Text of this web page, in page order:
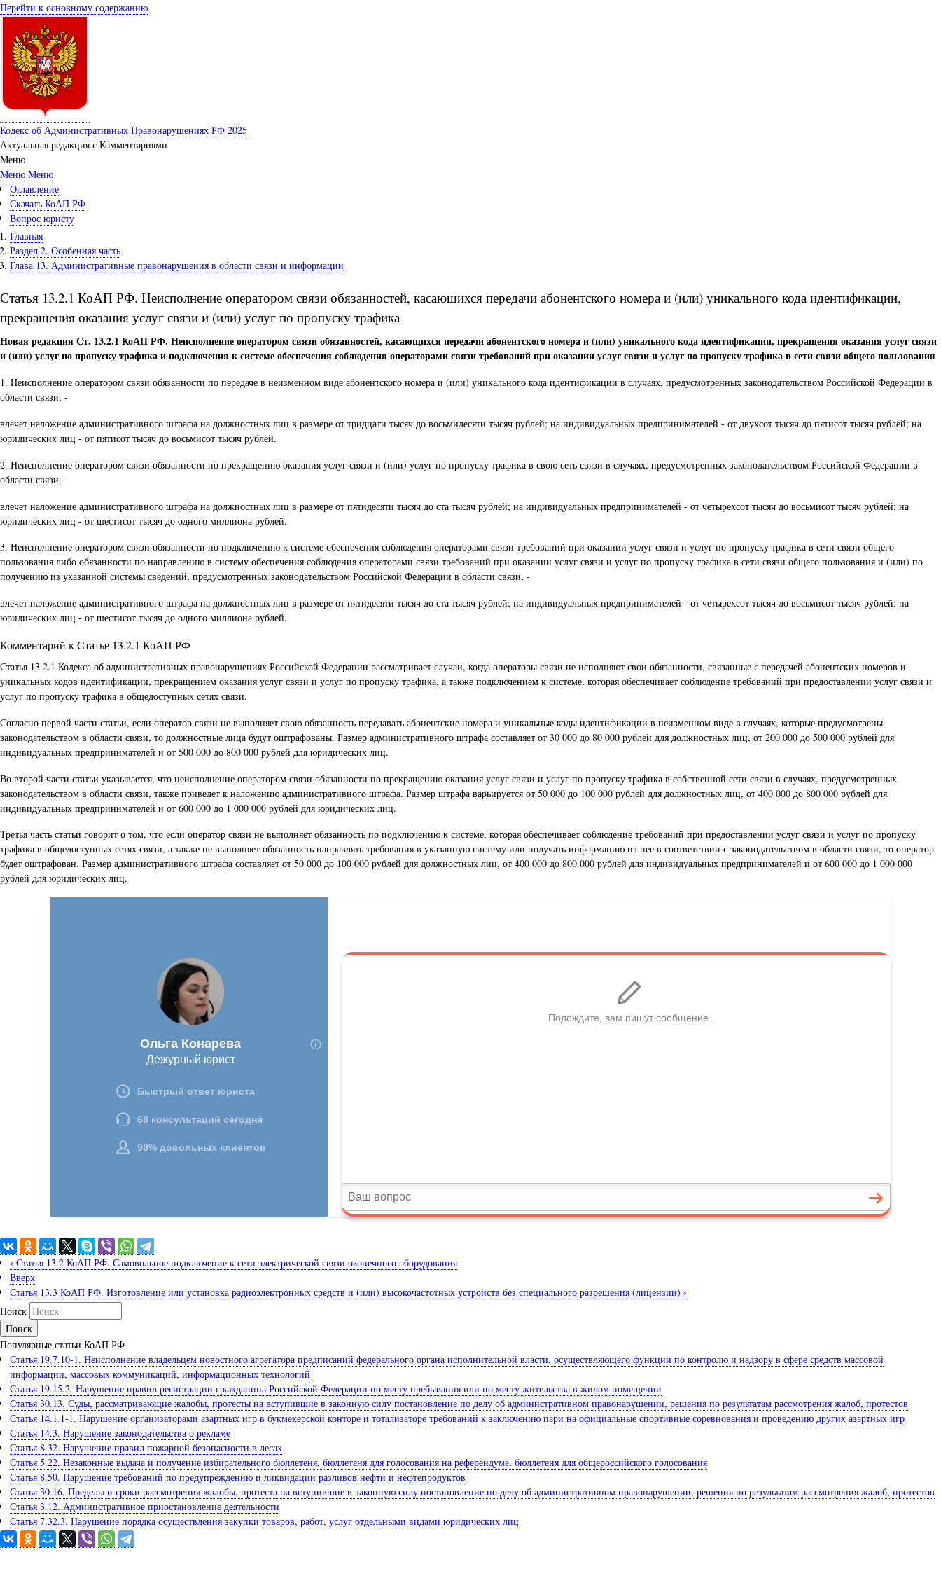
Перейти к основному содержанию
Кодекс об Административных Правонарушениях РФ 2025
Актуальная редакция с Комментариями
Меню
Меню Меню
Оглавление
Скачать КоАП РФ
Вопрос юристу
Главная
Раздел 2. Особенная часть
Глава 13. Административные правонарушения в области связи и информации
Статья 13.2.1 КоАП РФ. Неисполнение оператором связи обязанностей, касающихся передачи абонентского номера и (или) уникального кода идентификации,
прекращения оказания услуг связи и (или) услуг по пропуску трафика
Новая редакция Ст. 13.2.1 КоАП РФ. Неисполнение оператором связи обязанностей, касающихся передачи абонентского номера и (или) уникального кода идентификации, прекращения оказания услуг связи
и (или) услуг по пропуску трафика и подключения к системе обеспечения соблюдения операторами связи требований при оказании услуг связи и услуг по пропуску трафика в сети связи общего пользования
1. Неисполнение оператором связи обязанности по передаче в неизменном виде абонентского номера и (или) уникального кода идентификации в случаях, предусмотренных законодательством Российской Федерации в
области связи, -
влечет наложение административного штрафа на должностных лиц в размере от тридцати тысяч до восьмидесяти тысяч рублей; на индивидуальных предпринимателей - от двухсот тысяч до пятисот тысяч рублей; на
юридических лиц - от пятисот тысяч до восьмисот тысяч рублей.
2. Неисполнение оператором связи обязанности по прекращению оказания услуг связи и (или) услуг по пропуску трафика в свою сеть связи в случаях, предусмотренных законодательством Российской Федерации в
области связи, -
влечет наложение административного штрафа на должностных лиц в размере от пятидесяти тысяч до ста тысяч рублей; на индивидуальных предпринимателей - от четырехсот тысяч до восьмисот тысяч рублей; на
юридических лиц - от шестисот тысяч до одного миллиона рублей.
3. Неисполнение оператором связи обязанности по подключению к системе обеспечения соблюдения операторами связи требований при оказании услуг связи и услуг по пропуску трафика в сети связи общего
пользования либо обязанности по направлению в систему обеспечения соблюдения операторами связи требований при оказании услуг связи и услуг по пропуску трафика в сети связи общего пользования и (или) по
получению из указанной системы сведений, предусмотренных законодательством Российской Федерации в области связи, -
влечет наложение административного штрафа на должностных лиц в размере от пятидесяти тысяч до ста тысяч рублей; на индивидуальных предпринимателей - от четырехсот тысяч до восьмисот тысяч рублей; на
юридических лиц - от шестисот тысяч до одного миллиона рублей.
Комментарий к Статье 13.2.1 КоАП РФ
Статья 13.2.1 Кодекса об административных правонарушениях Российской Федерации рассматривает случаи, когда операторы связи не исполняют свои обязанности, связанные с передачей абонентских номеров и
уникальных кодов идентификации, прекращением оказания услуг связи и услуг по пропуску трафика, а также подключением к системе, которая обеспечивает соблюдение требований при предоставлении услуг связи и
услуг по пропуску трафика в общедоступных сетях связи.
Согласно первой части статьи, если оператор связи не выполняет свою обязанность передавать абонентские номера и уникальные коды идентификации в неизменном виде в случаях, которые предусмотрены
законодательством в области связи, то должностные лица будут оштрафованы. Размер административного штрафа составляет от 30 000 до 80 000 рублей для должностных лиц, от 200 000 до 500 000 рублей для
индивидуальных предпринимателей и от 500 000 до 800 000 рублей для юридических лиц.
Во второй части статьи указывается, что неисполнение оператором связи обязанности по прекращению оказания услуг связи и услуг по пропуску трафика в собственной сети связи в случаях, предусмотренных
законодательством в области связи, также приведет к наложению административного штрафа. Размер штрафа варьируется от 50 000 до 100 000 рублей для должностных лиц, от 400 000 до 800 000 рублей для
индивидуальных предпринимателей и от 600 000 до 1 000 000 рублей для юридических лиц.
Третья часть статьи говорит о том, что если оператор связи не выполняет обязанность по подключению к системе, которая обеспечивает соблюдение требований при предоставлении услуг связи и услуг по пропуску
трафика в общедоступных сетях связи, а также не выполняет обязанность направлять требования в указанную систему или получать информацию из нее в соответствии с законодательством в области связи, то оператор
будет оштрафован. Размер административного штрафа составляет от 50 000 до 100 000 рублей для должностных лиц, от 400 000 до 800 000 рублей для индивидуальных предпринимателей и от 600 000 до 1 000 000
рублей для юридических лиц.
‹ Статья 13.2 КоАП РФ. Самовольное подключение к сети электрической связи оконечного оборудования
Вверх
Статья 13.3 КоАП РФ. Изготовление или установка радиоэлектронных средств и (или) высокочастотных устройств без специального разрешения (лицензии) ›
Поиск
Популярные статьи КоАП РФ
Статья 19.7.10-1. Неисполнение владельцем новостного агрегатора предписаний федерального органа исполнительной власти, осуществляющего функции по контролю и надзору в сфере средств массовой
информации, массовых коммуникаций, информационных технологий
Статья 19.15.2. Нарушение правил регистрации гражданина Российской Федерации по месту пребывания или по месту жительства в жилом помещении
Статья 30.13. Суды, рассматривающие жалобы, протесты на вступившие в законную силу постановление по делу об административном правонарушении, решения по результатам рассмотрения жалоб, протестов
Статья 14.1.1-1. Нарушение организаторами азартных игр в букмекерской конторе и тотализаторе требований к заключению пари на официальные спортивные соревнования и проведению других азартных игр
Статья 14.3. Нарушение законодательства о рекламе
Статья 8.32. Нарушение правил пожарной безопасности в лесах
Статья 5.22. Незаконные выдача и получение избирательного бюллетеня, бюллетеня для голосования на референдуме, бюллетеня для общероссийского голосования
Статья 8.50. Нарушение требований по предупреждению и ликвидации разливов нефти и нефтепродуктов
Статья 30.16. Пределы и сроки рассмотрения жалобы, протеста на вступившие в законную силу постановление по делу об административном правонарушении, решения по результатам рассмотрения жалоб, протестов
Статья 3.12. Административное приостановление деятельности
Статья 7.32.3. Нарушение порядка осуществления закупки товаров, работ, услуг отдельными видами юридических лиц